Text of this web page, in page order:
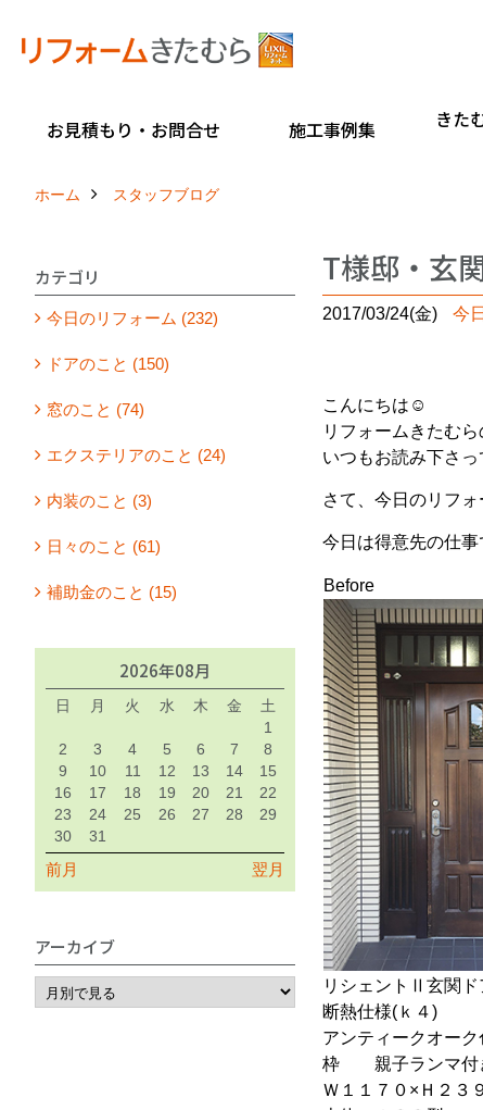
お見積もり・お問合せ 施工事例集
きた
ホーム スタッフブログ
T様邸・玄
2017/03/24(金) 今
こんにちは☺
リフォームきたむ
いつもお読み下さっ
さて、今日のリフォ
今日は得意先の仕
Before
リシェントⅡ玄関ド
断熱仕様(ｋ４)
アンティークオーク
枠 親子ランマ付
Ｗ１１７０×Ｈ２
カテゴリ
今日のリフォーム (232)
ドアのこと (150)
窓のこと (74)
エクステリアのこと (24)
内装のこと (3)
日々のこと (61)
補助金のこと (15)
2026年08月
日 月 火 水 木 金
土
1
2
3 4 5 6 7
8
9
10 11 12 13 14
15
16
17 18 19 20 21
22
23
24 25 26 27 28
29
30
31
前月 翌月
アーカイブ